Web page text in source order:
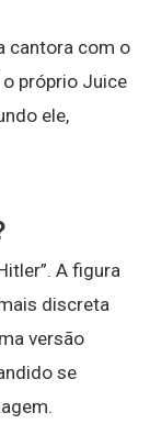
cantora com o
o próprio Juice
ele,
A figura
discreta
versão
se